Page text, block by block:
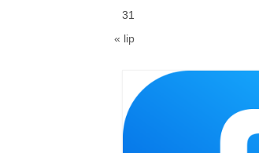
31
« lip